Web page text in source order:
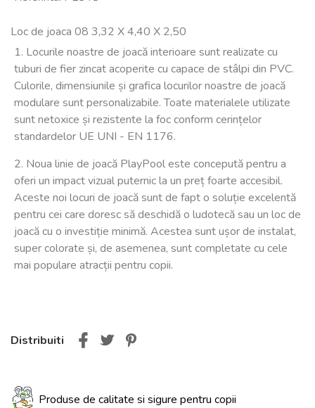
Loc de joaca 08 3,32 X 4,40 X 2,50
1. Locurile noastre de joacă interioare sunt realizate cu
tuburi de fier zincat acoperite cu capace de stâlpi din PVC.
Culorile, dimensiunile și grafica locurilor noastre de joacă
modulare sunt personalizabile. Toate materialele utilizate
sunt netoxice și rezistente la foc conform cerințelor
standardelor UE UNI - EN 1176.
2. Noua linie de joacă PlayPool este concepută pentru a
oferi un impact vizual puternic la un preț foarte accesibil.
Aceste noi locuri de joacă sunt de fapt o soluție excelentă
pentru cei care doresc să deschidă o ludotecă sau un loc de
joacă cu o investiție minimă. Acestea sunt ușor de instalat,
super colorate și, de asemenea, sunt completate cu cele
mai populare atracții pentru copii.
Distribuiti
Produse de calitate si sigure pentru copii